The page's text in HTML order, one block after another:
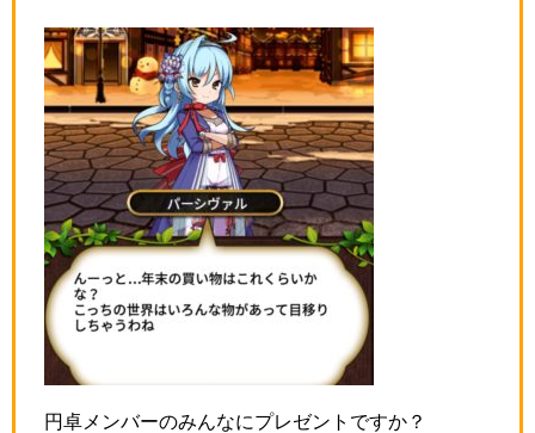
円卓メンバーのみんなにプレゼントですか？